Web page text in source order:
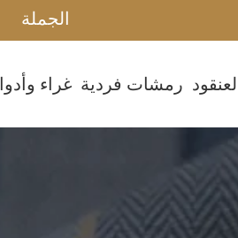
الجملة
رمشات فردية غراء